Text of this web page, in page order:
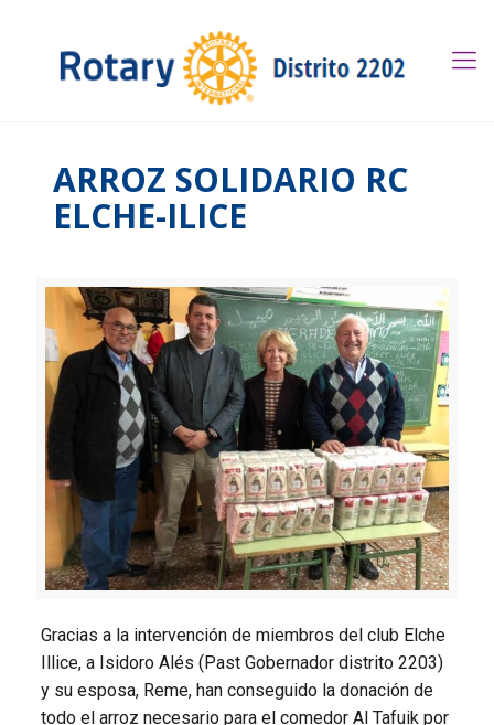
ARROZ SOLIDARIO RC
ELCHE-ILICE
Gracias a la intervención de miembros del club Elche
Illice, a Isidoro Alés (Past Gobernador distrito 2203)
y su esposa, Reme, han conseguido la donación de
todo el arroz necesario para el comedor Al Tafuik por